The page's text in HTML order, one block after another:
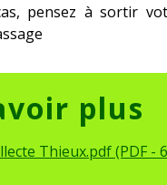
pensez à sortir
plus
Thieux.pdf (PDF -